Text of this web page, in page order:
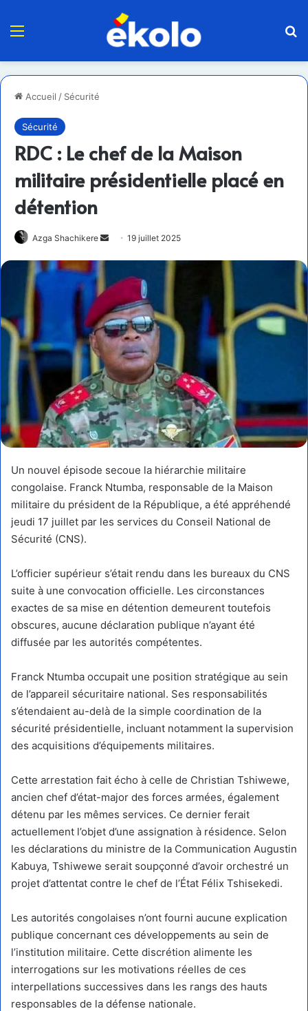
Menu
Accueil / Sécurité
Sécurité
RDC : Le chef de la Maison
militaire présidentielle placé en
détention
Azga Shachikere
Envoyer19 juillet 2025
Un nouvel épisode secoue la hiérarchie militaire
congolaise. Franck Ntumba, responsable de la Maison
militaire du président de la République, a été appréhendé
jeudi 17 juillet par les services du Conseil National de
Sécurité (CNS).
L’officier supérieur s’était rendu dans les bureaux du CNS
suite à une convocation officielle. Les circonstances
exactes de sa mise en détention demeurent toutefois
obscures, aucune déclaration publique n’ayant été
diffusée par les autorités compétentes.
Franck Ntumba occupait une position stratégique au sein
de l’appareil sécuritaire national. Ses responsabilités
s’étendaient au-delà de la simple coordination de la
sécurité présidentielle, incluant notamment la supervision
des acquisitions d’équipements militaires.
Cette arrestation fait écho à celle de Christian Tshiwewe,
ancien chef d’état-major des forces armées, également
détenu par les mêmes services. Ce dernier ferait
actuellement l’objet d’une assignation à résidence. Selon
les déclarations du ministre de la Communication Augustin
Kabuya, Tshiwewe serait soupçonné d’avoir orchestré un
projet d’attentat contre le chef de l’État Félix Tshisekedi.
Les autorités congolaises n’ont fourni aucune explication
publique concernant ces développements au sein de
l’institution militaire. Cette discrétion alimente les
interrogations sur les motivations réelles de ces
interpellations successives dans les rangs des hauts
responsables de la défense nationale.